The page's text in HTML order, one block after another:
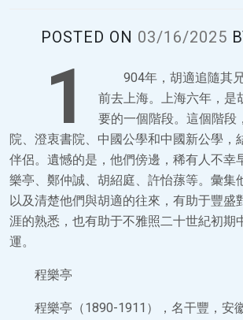
POSTED ON 03/16/2025
1
904年，胡適追隨其
前去上海。上海六年，是
要的一個階段。這個階段
院、澄衷書院、中國公學和中國新公學，
伴侶。遺憾的是，他們傍邊，稀有人不幸
樂亭、鄭仲誠、胡紹庭、許怡蓀等。彙集
以及清楚他們與胡適的往來，有助于豐盛
涯的熟悉，也有助于不雅照二十世紀初期
運。
程樂亭
程樂亭（1890-1911），名干豐，安